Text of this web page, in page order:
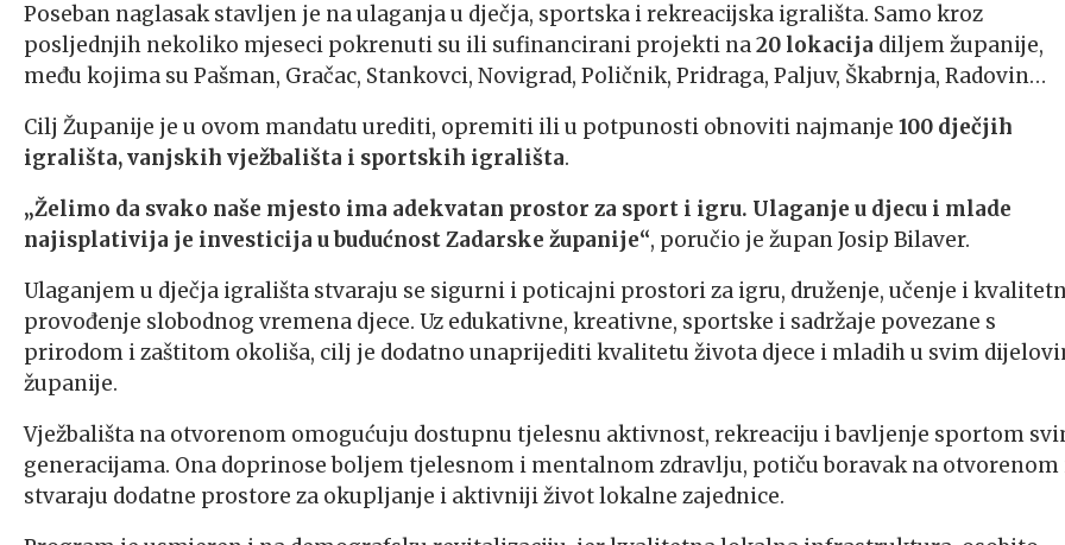
Poseban naglasak stavljen je na ulaganja u dječja, sportska i rekreacijska igrališta. Samo kroz
posljednjih nekoliko mjeseci pokrenuti su ili sufinancirani projekti na20 lokacija diljem županije,
među kojima su Pašman, Gračac, Stankovci, Novigrad, Poličnik, Pridraga, Paljuv, Škabrnja, Radovin…
Cilj Županije je u ovom mandatu urediti, opremiti ili u potpunosti obnoviti najmanje 100 dječjih
igrališta, vanjskih vježbališta i sportskih igrališta.
„Želimo da svako naše mjesto ima adekvatan prostor za sport i igru. Ulaganje u djecu i mlade
najisplativija je investicija u budućnost Zadarske županije“, poručio je župan Josip Bilaver.
Ulaganjem u dječja igrališta stvaraju se sigurni i poticajni prostori za igru, druženje, učenje i
provođenje slobodnog vremena djece. Uz edukativne, kreativne, sportske i sadržaje povezane s
prirodom i zaštitom okoliša, cilj je dodatno unaprijediti kvalitetu života djece i mladih u svim
županije.
Vježbališta na otvorenom omogućuju dostupnu tjelesnu aktivnost, rekreaciju i bavljenje sportom
generacijama. Ona doprinose boljem tjelesnom i mentalnom zdravlju, potiču boravak na otvorenom
stvaraju dodatne prostore za okupljanje i aktivniji život lokalne zajednice.